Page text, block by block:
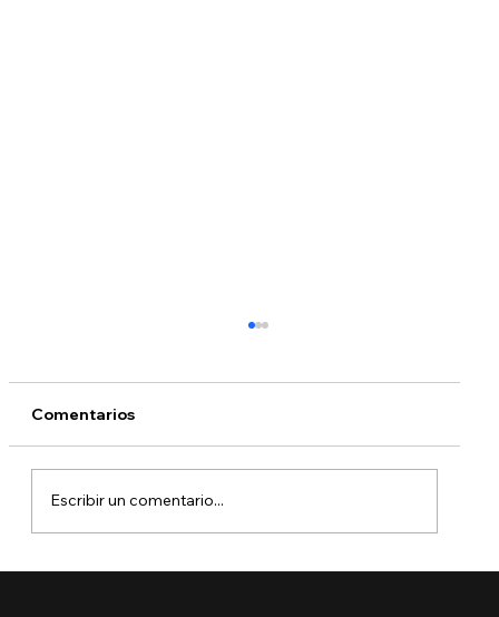
¿Qué está pasando con DACA?
Comentarios
Escribir un comentario...